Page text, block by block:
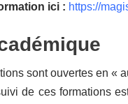
ici : https://
sont ouvertes en «
de ces formations